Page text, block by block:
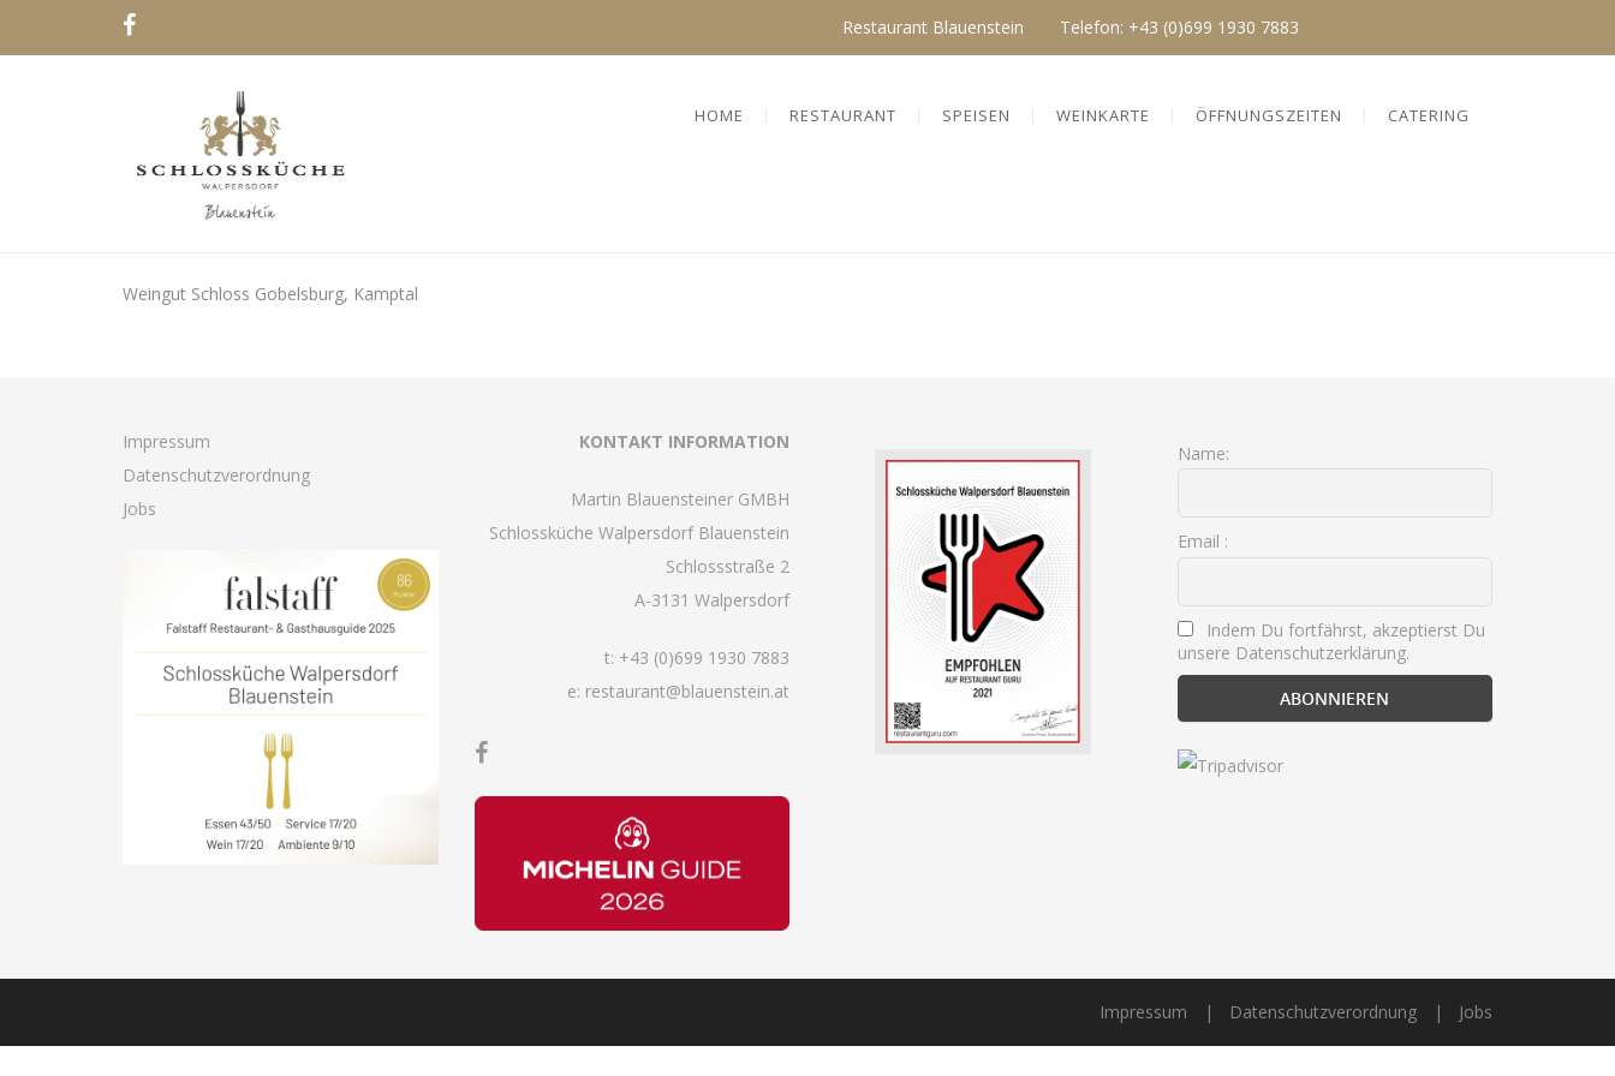
Restaurant Blauenstein Telefon: +43 (0)699 1930 7883
HOME RESTAURANT SPEISEN WEINKARTE ÖFFNUNGSZEITEN CATERING
Weingut Schloss Gobelsburg, Kamptal
Impressum
Datenschutzverordnung
Jobs
KONTAKT INFORMATION
Martin Blauensteiner GMBH
Schlossküche Walpersdorf Blauenstein
Schlossstraße 2
A-3131 Walpersdorf
t: +43 (0)699 1930 7883
e: restaurant@blauenstein.at
Name:
Email :
Indem Du fortfährst, akzeptierst Du
unsere Datenschutzerklärung.
Impressum Datenschutzverordnung Jobs